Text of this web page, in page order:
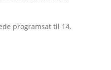
programsat til 14.